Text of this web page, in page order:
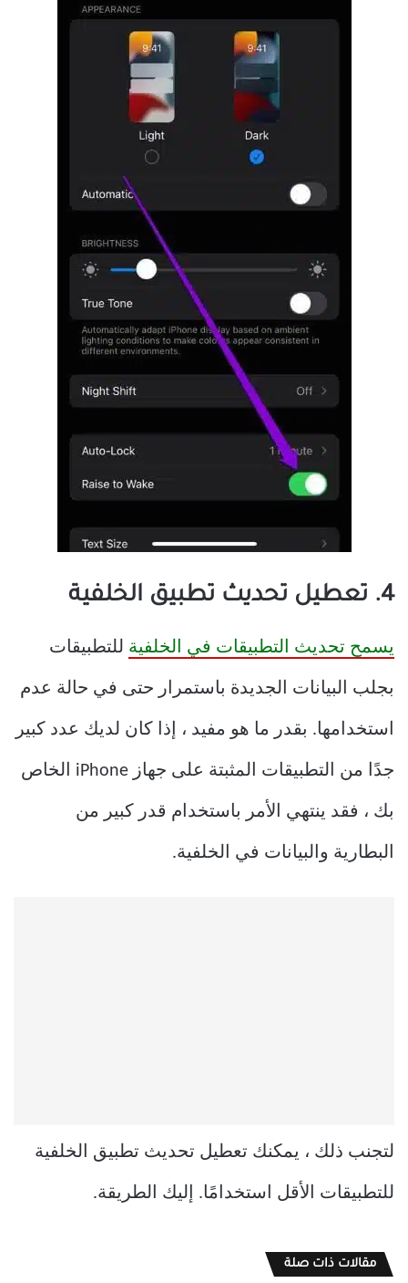
4. تعطيل تحديث تطبيق الخلفية
يسمح تحديث التطبيقات في الخلفية للتطبيقات
بجلب البيانات الجديدة باستمرار حتى في حالة عدم
استخدامها. بقدر ما هو مفيد ، إذا كان لديك عدد كبير
جدًا من التطبيقات المثبتة على جهاز iPhone الخاص
بك ، فقد ينتهي الأمر باستخدام قدر كبير من
البطارية والبيانات في الخلفية.
لتجنب ذلك ، يمكنك تعطيل تحديث تطبيق الخلفية
للتطبيقات الأقل استخدامًا. إليك الطريقة.
مقالات ذات صلة